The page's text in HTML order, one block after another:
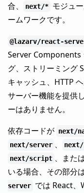
合、
next/* モジュ
ームワークです。
@lazarv/react-
Server Components
グ、ストリーミング
キャッシュ、HTTP
サーバー機能を提供
ーはありません。
依存コードが next/
next/server 、 next/
next/script 、また
いる場合、その部分
server では React